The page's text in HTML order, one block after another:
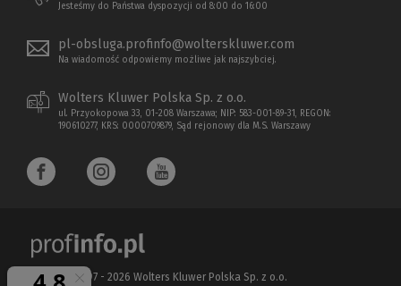
Jesteśmy do Państwa dyspozycji od 8:00 do 16:00
pl-obsluga.profinfo@wolterskluwer.com
Na wiadomość odpowiemy możliwe jak najszybciej.
Wolters Kluwer Polska Sp. z o.o.
ul. Przyokopowa 33, 01-208 Warszawa; NIP: 583-001-89-31, REGON:
190610277, KRS: 0000709879, Sąd rejonowy dla M.S. Warszawy
Copyright 1997 - 2026 Wolters Kluwer Polska Sp. z o.o.